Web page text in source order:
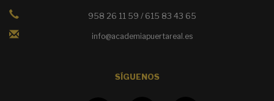
958 26 11 59 / 615 83 43 65
info@academiapuertareal.es
SÍGUENOS